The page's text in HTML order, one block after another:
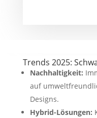
Trends 2025:
Nachhaltigkeit:
auf
Designs.
Hybrid-Lösungen: